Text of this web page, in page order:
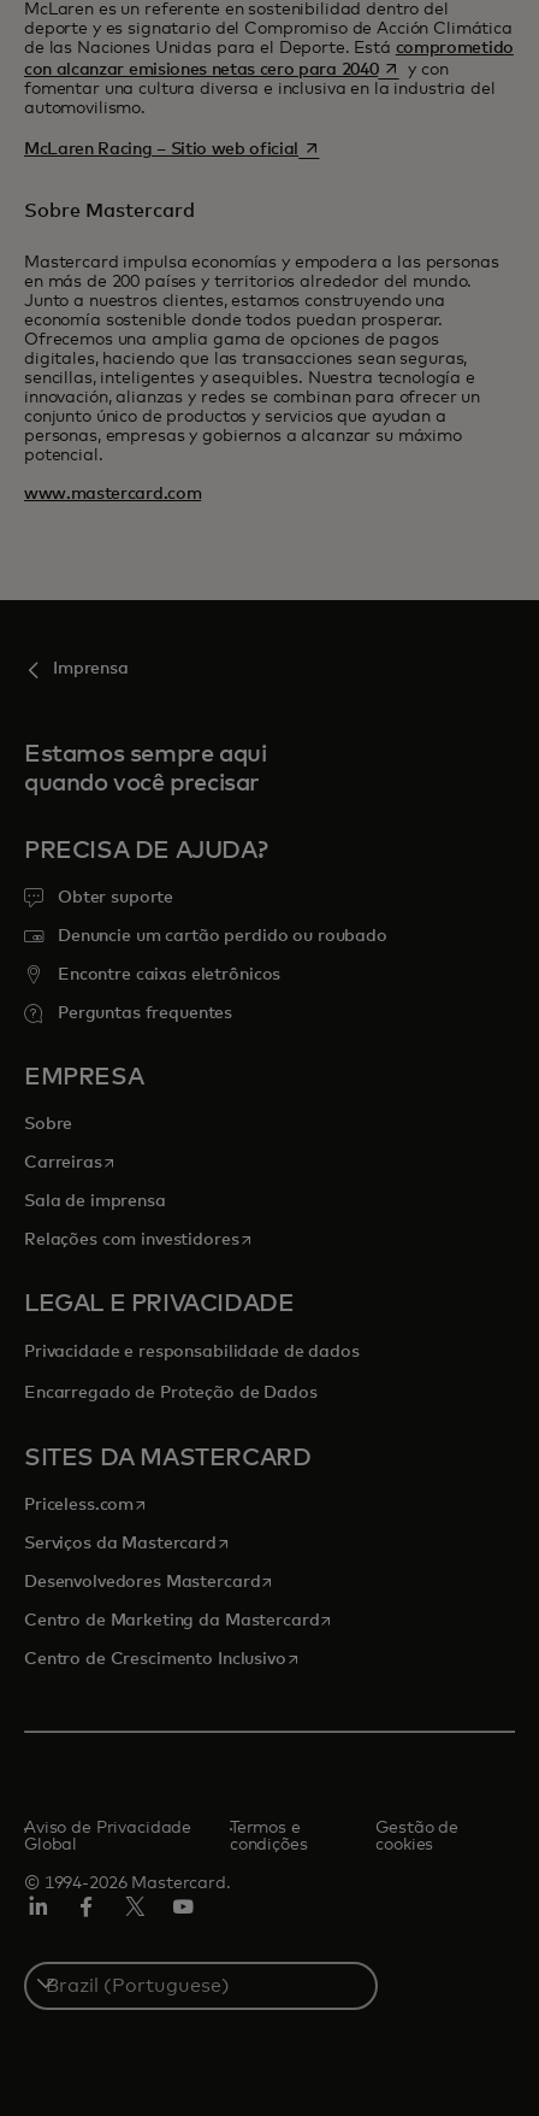
McLaren es un referente en sostenibilidad dentro del
deporte y es signatario del Compromiso de Acción Climática
de las Naciones Unidas para el Deporte. Está comprometido
con alcanzar emisiones netas cero para 2040abre em uma nova
y con
fomentar una cultura diversa e inclusiva en la industria del
automovilismo.
McLaren Racing – Sitio web oficial abre em uma nova guia
Sobre Mastercard
Mastercard impulsa economías y empodera a las personas
en más de 200 países y territorios alrededor del mundo.
Junto a nuestros clientes, estamos construyendo una
economía sostenible donde todos puedan prosperar.
Ofrecemos una amplia gama de opciones de pagos
digitales, haciendo que las transacciones sean seguras,
sencillas, inteligentes y asequibles. Nuestra tecnología e
innovación, alianzas y redes se combinan para ofrecer un
conjunto único de productos y servicios que ayudan a
personas, empresas y gobiernos a alcanzar su máximo
potencial.
www.mastercard.com
Imprensa
Estamos sempre aqui
quando você precisar
PRECISA DE AJUDA?
Obter suporte
Denuncie um cartão perdido ou roubado
Encontre caixas eletrônicos
Perguntas frequentes
EMPRESA
Sobre
Carreirasabre em uma nova guia
Sala de imprensa
Relações com investidoresabre em uma nova guia
LEGAL E PRIVACIDADE
Privacidade e responsabilidade de dados
Encarregado de Proteção de Dados
SITES DA MASTERCARD
Priceless.com abre em uma nova guia
Serviços da Mastercardabre em uma nova guia
Desenvolvedores Mastercardabre em uma nova guia
Centro de Marketing da Mastercardabre em uma nova guia
Centro de Crescimento Inclusivoabre em uma nova guia
© 1994-2026 Mastercard.
Aviso de Privacidade
Global
Termos e
condições
Gestão de
cookies
Select
a
country